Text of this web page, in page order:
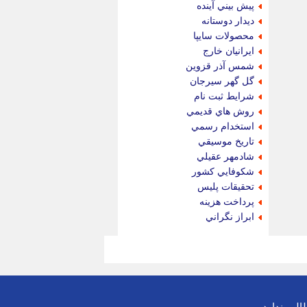
پيش بيني آينده
ديدار دوستانه
محصولات سايپا
ايرانيان خارج
شمس آذر قزوين
گل گهر سيرجان
شرايط ثبت نام
روش هاي قديمي
استخدام رسمي
تاريخ موسيقي
شادمهر عقيلي
شكوفايي كشور
تحقيقات پليس
پرداخت هزينه
ابراز نگراني